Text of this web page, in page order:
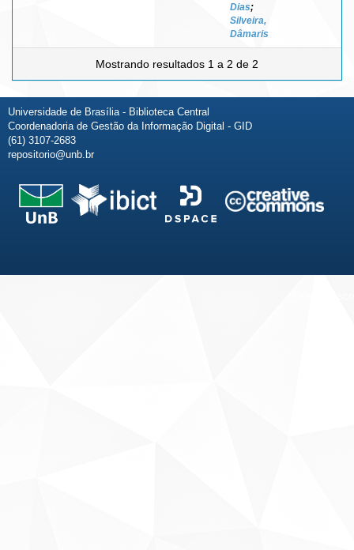
Dias;
Silveira,
Dâmaris
Mostrando resultados 1 a 2 de 2
Universidade de Brasília - Biblioteca Central
Coordenadoria de Gestão da Informação Digital - GID
(61) 3107-2683
repositorio@unb.br